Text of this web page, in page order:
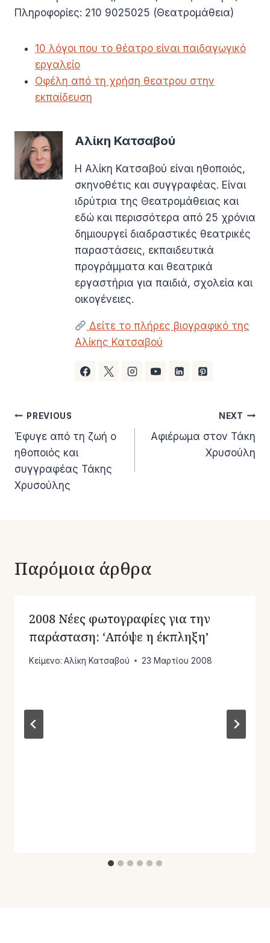
Πληροφορίες: 210 9025025 (Θεατρομάθεια)
10 λόγοι που το θέατρο είναι παιδαγωγικό
εργαλείο
Οφέλη από τη χρήση θεατρου στην
εκπαίδευση
Αλίκη Κατσαβού
Η Αλίκη Κατσαβού είναι ηθοποιός,
σκηνοθέτις και συγγραφέας. Είναι
ιδρύτρια της Θεατρομάθειας και
εδώ και περισσότερα από 25 χρόνια
δημιουργεί διαδραστικές θεατρικές
παραστάσεις, εκπαιδευτικά
προγράμματα και θεατρικά
εργαστήρια για παιδιά, σχολεία και
οικογένειες.
Δείτε το πλήρες βιογραφικό της
Αλίκης Κατσαβού
Πλοήγηση
άρθρων
PREVIOUS
Έφυγε από τη ζωή ο
ηθοποιός και
συγγραφέας Τάκης
Χρυσούλης
NEXT
Αφιέρωμα στον Τάκη
Χρυσούλη
Παρόμοια άρθρα
2008 Νέες φωτογραφίες για την
παράσταση: ‘Απόψε η έκπληξη’
Κείμενο: Αλίκη Κατσαβού 23 Μαρτίου 2008